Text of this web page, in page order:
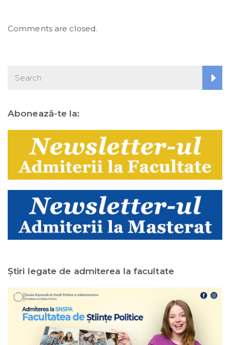
Comments are closed.
Abonează-te la:
Ştiri legate de admiterea la facultate